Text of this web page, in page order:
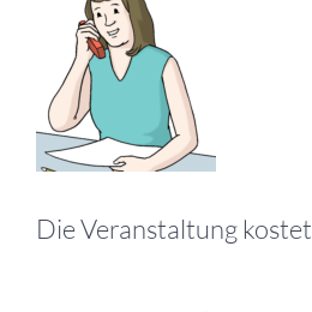
Die Veranstaltung kostet